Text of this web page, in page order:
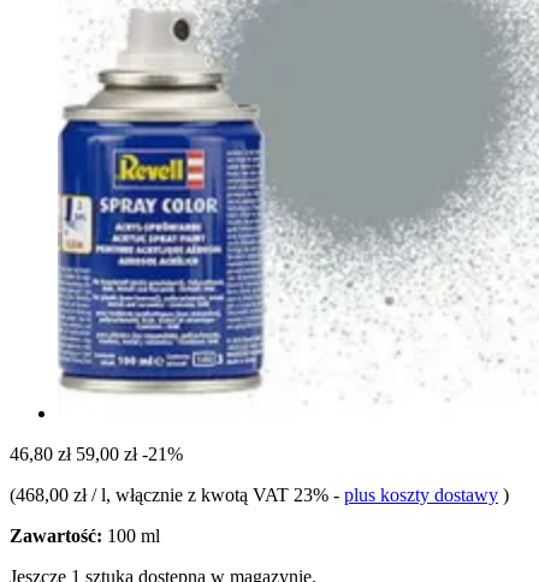
46,80 zł 59,00 zł -21%
(468,00 zł / l, włącznie z kwotą VAT 23% - plus koszty dostawy )
Zawartość: 100 ml
Jeszcze 1 sztuka dostępna w magazynie.